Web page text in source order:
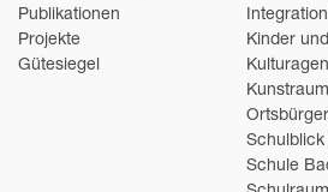
Publikationen
Projekte
Gütesiegel
Kinder
Kunstraum
Schulblick
Schule